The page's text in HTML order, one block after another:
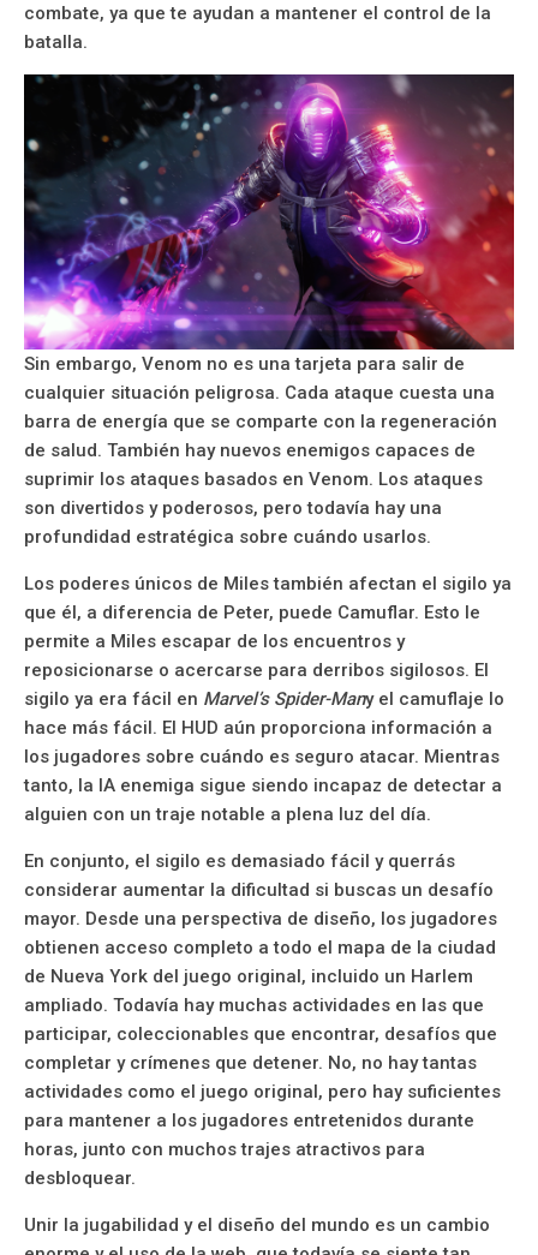
combate, ya que te ayudan a mantener el control de la
batalla.
Sin embargo, Venom no es una tarjeta para salir de
cualquier situación peligrosa. Cada ataque cuesta una
barra de energía que se comparte con la regeneración
de salud. También hay nuevos enemigos capaces de
suprimir los ataques basados ​​en Venom. Los ataques
son divertidos y poderosos, pero todavía hay una
profundidad estratégica sobre cuándo usarlos.
Los poderes únicos de Miles también afectan el sigilo ya
que él, a diferencia de Peter, puede Camuflar. Esto le
permite a Miles escapar de los encuentros y
reposicionarse o acercarse para derribos sigilosos. El
sigilo ya era fácil en Marvel’s Spider-Many el camuflaje lo
hace más fácil. El HUD aún proporciona información a
los jugadores sobre cuándo es seguro atacar. Mientras
tanto, la IA enemiga sigue siendo incapaz de detectar a
alguien con un traje notable a plena luz del día.
En conjunto, el sigilo es demasiado fácil y querrás
considerar aumentar la dificultad si buscas un desafío
mayor. Desde una perspectiva de diseño, los jugadores
obtienen acceso completo a todo el mapa de la ciudad
de Nueva York del juego original, incluido un Harlem
ampliado. Todavía hay muchas actividades en las que
participar, coleccionables que encontrar, desafíos que
completar y crímenes que detener. No, no hay tantas
actividades como el juego original, pero hay suficientes
para mantener a los jugadores entretenidos durante
horas, junto con muchos trajes atractivos para
desbloquear.
Unir la jugabilidad y el diseño del mundo es un cambio